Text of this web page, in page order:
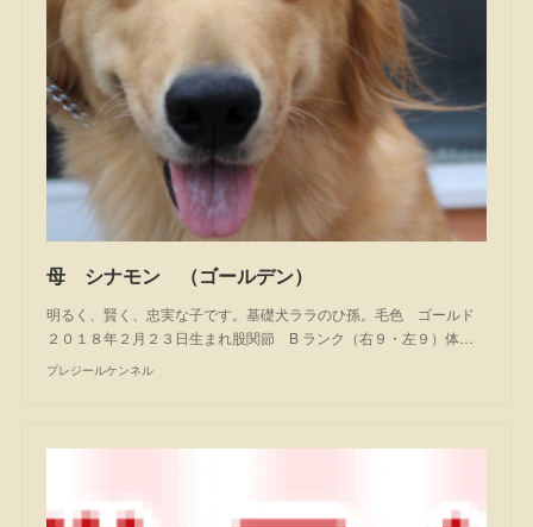
母 シナモン （ゴールデン）
明るく、賢く、忠実な子です。基礎犬ララのひ孫。毛色 ゴールド
２０１８年２月２３日生まれ股関節 B ランク（右９・左９）体…
プレジールケンネル